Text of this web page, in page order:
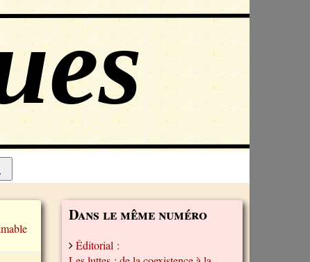
Dans le même numéro
Éditorial :